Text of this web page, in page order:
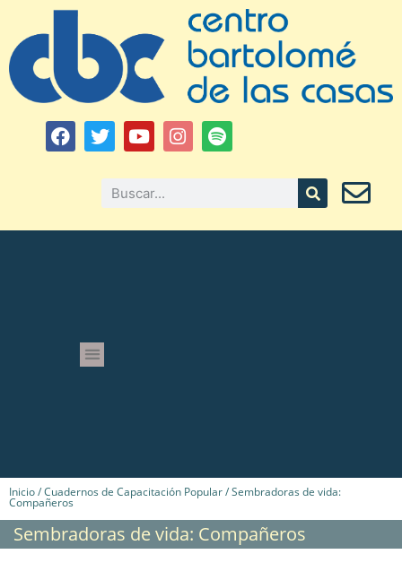
Inicio/Cuadernos de Capacitación Popular/ Sembradoras de vida:
Compañeros
Sembradoras de vida: Compañeros